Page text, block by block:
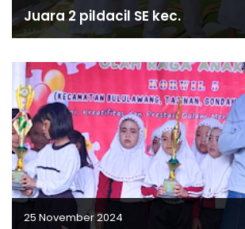
Juara 2 pildacil SE kec.
25 November 2024